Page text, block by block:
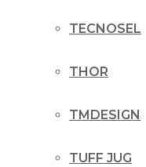
TECNOSEL
THOR
TMDESIGN
TUFF JUG